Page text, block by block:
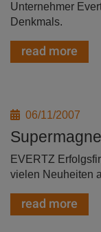
Unternehmer
Denkmals.
read more
06/11/2007
EVERTZ
vielen Neuheiten
read more